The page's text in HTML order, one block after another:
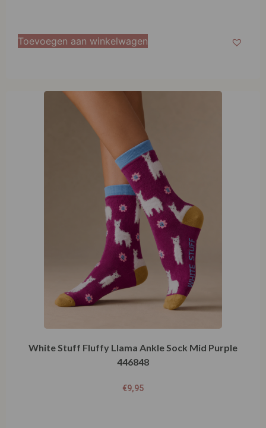
Toevoegen aan winkelwagen
White Stuff Fluffy Llama Ankle Sock Mid Purple
446848
€9,95